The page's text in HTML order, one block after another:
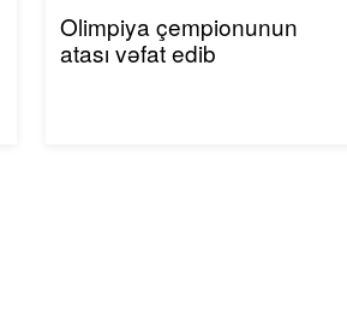
Olimpiya çempionunun
atası vəfat edib